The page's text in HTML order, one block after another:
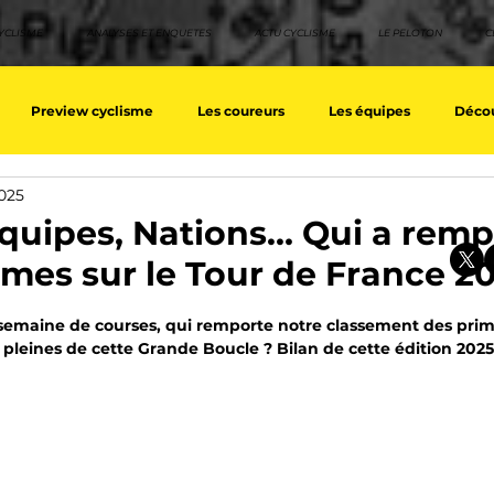
ANALYSES ET ENQUETES ACTU CYCLISME LE PELOTON
Preview cyclisme Les coureurs Les équipes
équipes Top 10 grimpeurs Top 10 pavé Top 10
Nations… Qui a
sur le Tour de France
5.
de courses, qui remporte notre classement des
de cette Grande Boucle ? Bilan de cette édition